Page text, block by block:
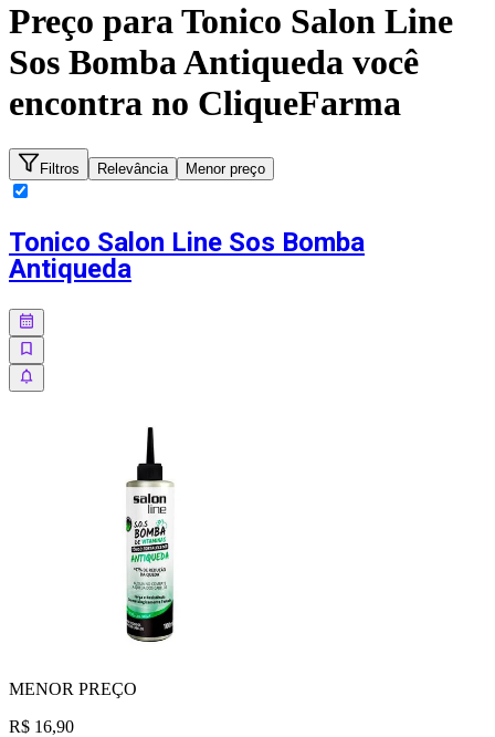
Preço paraTonico Salon Line
Sos Bomba Antiqueda você
encontra no CliqueFarma
Filtros Relevância Menor preço
Tonico Salon Line Sos Bomba
Antiqueda
MENOR PREÇO
R$ 16,90